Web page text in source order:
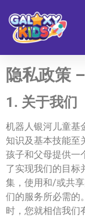
隐私政策
1. 关于我们
机器人银河儿童基
知识及基本技能至
孩子和父母提供一
了实现我们的目标
集，使用和/或共
们的服务所必需的
时，您就相信我们